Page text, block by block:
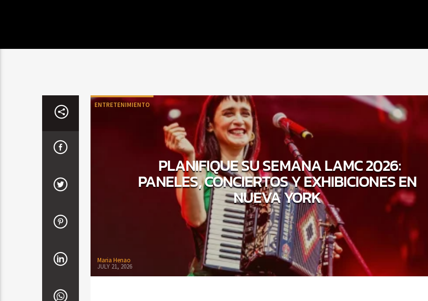
ENTRETENIMIENTO
PLANIFIQUE SU SEMANA LAMC 2026:
PANELES, CONCIERTOS Y EXHIBICIONES EN
NUEVA YORK
Maria Henao
JULY 21, 2026